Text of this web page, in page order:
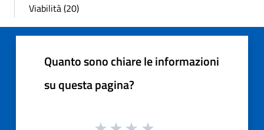
Viabilità (20)
Quanto sono chiare le informazioni
su questa pagina?